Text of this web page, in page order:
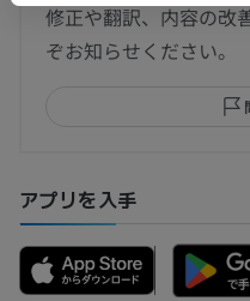
修正や翻訳、内容の改
ぞお知らせください。
アプリを入手